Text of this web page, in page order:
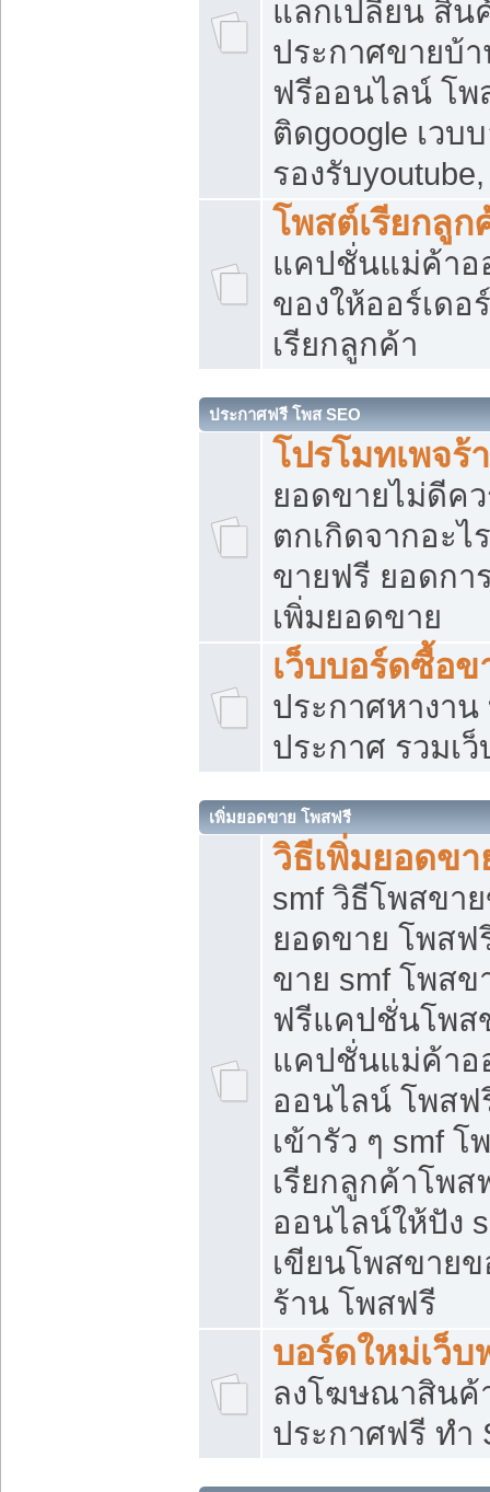
แลกเปลี่ยน สิน
ประกาศขายบ้
ฟรีออนไลน์ โพ
ติดgoogle เวบ
รองรับ
โพสต์เรียกลูก
แคปชั่นแม่ค้าอ
ของให้ออร์เดอ
เรียกลูกค้า
ประกาศฟรี โพส SEO
โปรโมทเพจร้
ยอดขายไม่ดีค
ตกเกิดจากอะไ
ขายฟรี ยอดกา
เพิ่มยอดขาย
เว็บบอร์ดซื้อข
ประกาศหางาน
ประกาศ รวมเ
เพิ่มยอดขาย โพสฟรี
วิธีเพิ่มยอดข
smf วิธีโพสขา
ยอดขาย โพสฟ
ขาย smf โพส
ฟรีแคปชั่นโพส
แคปชั่นแม่ค้า
ออนไลน์ โพสฟ
เข้ารัว ๆ smf
เรียกลูกค้าโพส
ออนไลน์ให้ปัง
เขียนโพสขาย
ร้าน โพสฟรี
บอร์ดใหม่เว็บ
ลงโฆษณาสิน
ประกาศฟรี ทำ